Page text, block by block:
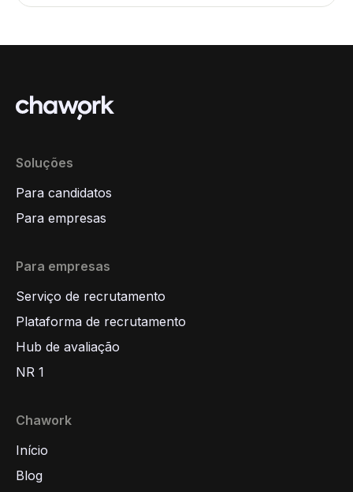
Soluções
Para candidatos
Para empresas
Para empresas
Serviço de recrutamento
Plataforma de recrutamento
Hub de avaliação
NR 1
Chawork
Início
Blog